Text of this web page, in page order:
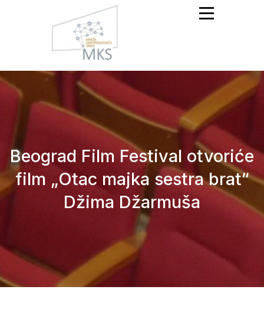
Mreža Kinoprikazivača
Srbije
Beograd Film Festival otvoriće
film „Otac majka sestra brat“
Džima Džarmuša